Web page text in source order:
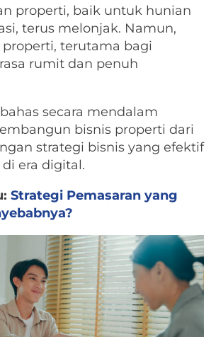
properti, baik untuk hunian
terus melonjak. Namun,
terutama bagi
rumit dan penuh
secara mendalam
bisnis properti dari
strategi bisnis yang efektif
era digital.
Strategi Pemasaran yang